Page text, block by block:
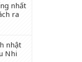
nhất
ra
nhật
Nhi